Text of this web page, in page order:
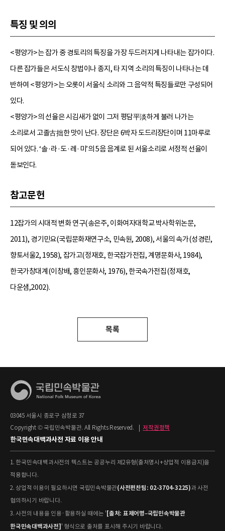
특징 및 의의
<평양가>는 잡가 중 경토리의 특징을 가장 두드러지게 나타내는 잡가이다.
다른 잡가들은 서도식 창법이나 종지, 타 지역 소리의 특징이 나타나는 데
반하여 <평양가>는 오롯이 서울식 소리와 그 음악적 특징들로만 구성되어
있다.
<평양가>의 선율은 시김새가 없이 그저 평담平淡하게 불러 나가는
소리로서 고졸古拙한 맛이 난다. 장단은 6박자 도드리장단이며 11마루로
되어 있다. ‘솔·라·도·레·미’의 5음 음계로 된 서울소리로 서정적 선율이
돋보인다.
참고문헌
12잡가의 시대적 변화 연구(송은주, 이화여자대학교 박사학위논문,
2011), 경기민요(국립문화재연구소, 민속원, 2008), 서울의 속가(성경린,
향토서울2, 1958), 잡가고(정재호, 한국잡가전집, 계명문화사, 1984),
한국가창대계(이창배, 흥인문화사, 1976), 한국속가전집(정재호,
다운샘,2002).
목록
03045 서울시 종로구 삼청로 37
Copyright © 국립민속박물관. All Rights Reserved.
저작권정책
한국민속대백과사전 자료 이용 안내
1. 한국민속대백과사전의 텍스트는 공공누리 제2유형(출처명시+상업적 이용금지)을
적용합니다.
2. 상업적 이용이 필요하시면 국립민속박물관(사전편찬팀: 02-3704-3225)과 사전
협의하시기 바랍니다.
3. 사전의 내용을 인용·활용하실 때에는 ' [출처: 표제어명–국립민속박물관
한국민속대백과사전] ' 형식으로 출처를 표시해 주시기 바랍니다.